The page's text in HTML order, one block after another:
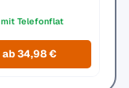
mit Telefonflat
ab 34,98 €